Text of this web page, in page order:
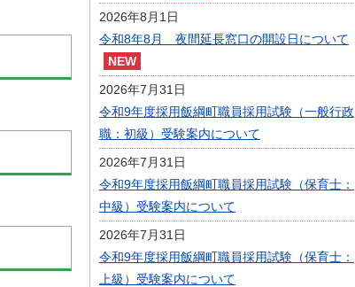
2026年8月1日
令和8年8月 夜間延長窓口の開設日について
2026年7月31日
令和9年度採用飯綱町職員採用試験（一般行政
職：初級）受験案内について
2026年7月31日
令和9年度採用飯綱町職員採用試験（保育士：
中級）受験案内について
2026年7月31日
令和9年度採用飯綱町職員採用試験（保育士：
上級）受験案内について